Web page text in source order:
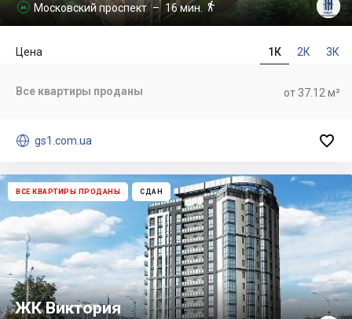
 Московский проспект – 16 мин. 
1К 2К 3К
Цена
от 37.12 м²
Все квартиры проданы
 gs1.com.ua 
ВСЕ КВАРТИРЫ ПРОДАНЫ СДАН
ЖК Виктория